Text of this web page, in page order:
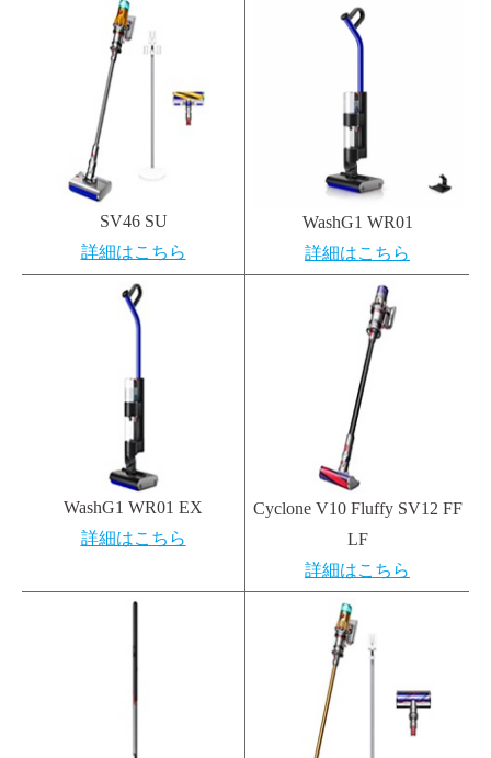
SV46 SU
詳細はこちら
WashG1 WR01
詳細はこちら
WashG1 WR01 EX
詳細はこちら
Cyclone V10 Fluffy SV12 FF
LF
詳細はこちら